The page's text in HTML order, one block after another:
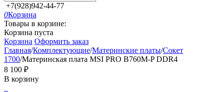
+7(928)942-44-77
0Корзина
Товары в корзине:
Корзина пуста
Корзина Оформить заказ
Главная/Комплектующие/Материнские платы/Сокет
1700/Материнская плата MSI PRO B760M-P DDR4
8 100 ₽
В корзину